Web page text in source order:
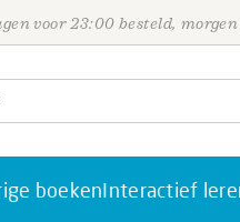
voor 23:00 besteld,
boekenInteractief